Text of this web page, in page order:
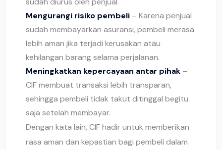
Mengurangi risiko pembeli – Karena penjual
sudah membayarkan asuransi, pembeli merasa
lebih aman jika terjadi kerusakan atau
kehilangan barang selama perjalanan.
Meningkatkan kepercayaan antar pihak –
CIF membuat transaksi lebih transparan,
sehingga pembeli tidak takut ditinggal begitu
saja setelah membayar.
Dengan kata lain, CIF hadir untuk memberikan
rasa aman dan kepastian bagi pembeli dalam